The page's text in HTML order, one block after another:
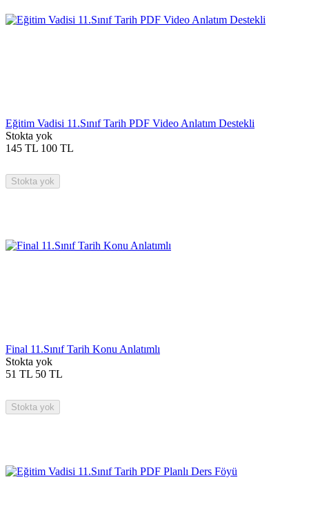
Eğitim Vadisi 11.Sınıf Tarih PDF Video Anlatım Destekli
Stokta yok
145 TL 100 TL
Stokta yok
Final 11.Sınıf Tarih Konu Anlatımlı
Stokta yok
51 TL 50 TL
Stokta yok